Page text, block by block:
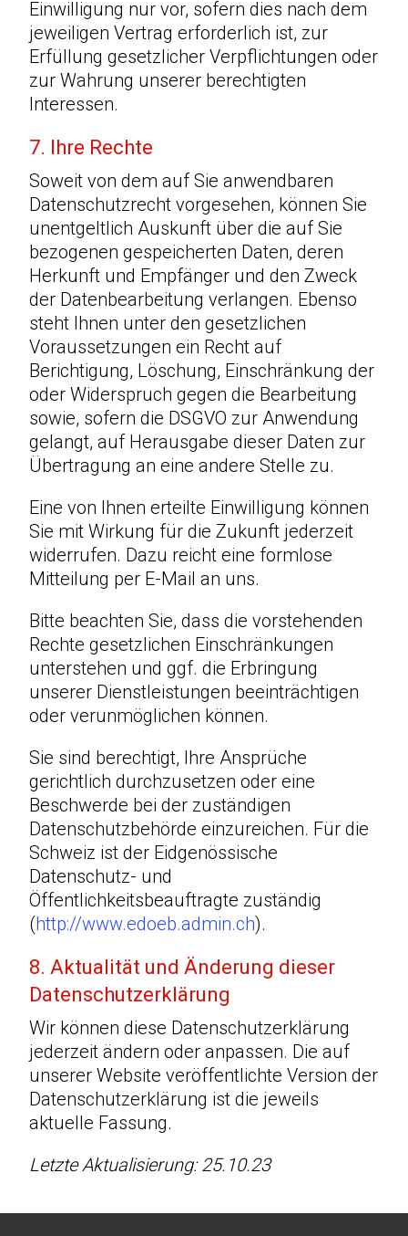
Einwilligung nur vor, sofern dies nach dem
jeweiligen Vertrag erforderlich ist, zur
Erfüllung gesetzlicher Verpflichtungen oder
zur Wahrung unserer berechtigten
Interessen.
7. Ihre Rechte
Soweit von dem auf Sie anwendbaren
Datenschutzrecht vorgesehen, können Sie
unentgeltlich Auskunft über die auf Sie
bezogenen gespeicherten Daten, deren
Herkunft und Empfänger und den Zweck
der Datenbearbeitung verlangen. Ebenso
steht Ihnen unter den gesetzlichen
Voraussetzungen ein Recht auf
Berichtigung, Löschung, Einschränkung der
oder Widerspruch gegen die Bearbeitung
sowie, sofern die DSGVO zur Anwendung
gelangt, auf Herausgabe dieser Daten zur
Übertragung an eine andere Stelle zu.
Eine von Ihnen erteilte Einwilligung können
Sie mit Wirkung für die Zukunft jederzeit
widerrufen. Dazu reicht eine formlose
Mitteilung per E-Mail an uns.
Bitte beachten Sie, dass die vorstehenden
Rechte gesetzlichen Einschränkungen
unterstehen und ggf. die Erbringung
unserer Dienstleistungen beeinträchtigen
oder verunmöglichen können.
Sie sind berechtigt, Ihre Ansprüche
gerichtlich durchzusetzen oder eine
Beschwerde bei der zuständigen
Datenschutzbehörde einzureichen. Für die
Schweiz ist der Eidgenössische
Datenschutz- und
Öffentlichkeitsbeauftragte zuständig
(http://www.edoeb.admin.ch).
8. Aktualität und Änderung dieser
Datenschutzerklärung
Wir können diese Datenschutzerklärung
jederzeit ändern oder anpassen. Die auf
unserer Website veröffentlichte Version der
Datenschutzerklärung ist die jeweils
aktuelle Fassung.
Letzte Aktualisierung: 25.10.23